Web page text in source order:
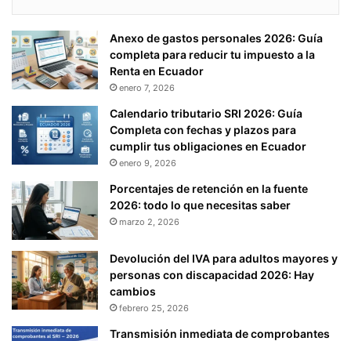
Anexo de gastos personales 2026: Guía
completa para reducir tu impuesto a la
Renta en Ecuador
enero 7, 2026
Calendario tributario SRI 2026: Guía
Completa con fechas y plazos para
cumplir tus obligaciones en Ecuador
enero 9, 2026
Porcentajes de retención en la fuente
2026: todo lo que necesitas saber
marzo 2, 2026
Devolución del IVA para adultos mayores y
personas con discapacidad 2026: Hay
cambios
febrero 25, 2026
Transmisión inmediata de comprobantes